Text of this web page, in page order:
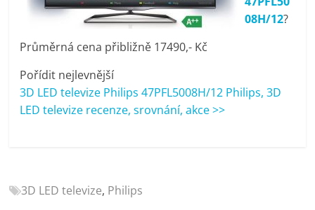
bazény
Nejlepší
porovnání
Elektro
OK,
mobilní
08H/12?
Průměrná cena přibližně 17490,- Kč
Pořídit nejlevnější
3D LED televize Philips 47PFL5008H/12 Philips, 3D
LED televize recenze, srovnání, akce >>
3D LED televize, Philips